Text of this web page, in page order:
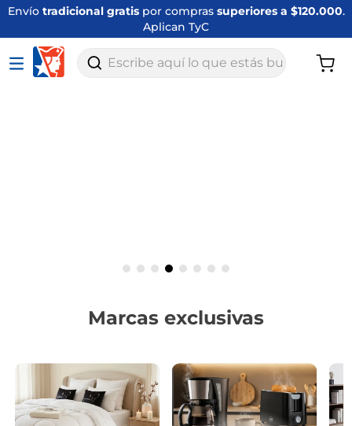
Disfrutaenvíos express en Bogotáen productos
seleccionados. Aplican TyC.
Escribe aquí lo que estás buscando
Marcas exclusivas